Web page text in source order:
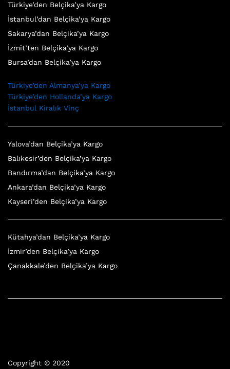
Türkiye’den Belçika’ya Kargo
İstanbul’dan Belçika’ya Kargo
Sakarya’dan Belçika’ya Kargo
İzmit’ten Belçika’ya Kargo
Bursa’dan Belçika’ya Kargo
Türkiye’den Almanya’ya Kargo
Türkiye’den Hollanda’ya Kargo
İstanbul Kiralık Vinç
Yalova’dan Belçika’ya Kargo
Balıkesir’den Belçika’ya Kargo
Bandırma’dan Belçika’ya Kargo
Ankara’dan Belçika’ya Kargo
Kayseri’den Belçika’ya Kargo
Kütahya’dan Belçika’ya Kargo
İzmir’den Belçika’ya Kargo
Çanakkale’den Belçika’ya Kargo
Copyright © 2020